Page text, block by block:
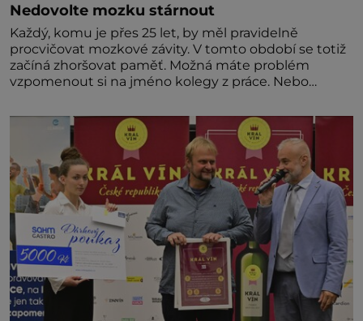
Nedovolte mozku stárnout
Každý, komu je přes 25 let, by měl pravidelně
procvičovat mozkové závity. V tomto období se totiž
začíná zhoršovat paměť. Možná máte problém
vzpomenout si na jméno kolegy z práce. Nebo
nedávno přečetli. Je to opravdu tak, s věkem jako
kdyby se paměť rozhodla stávkovat. Cvičte